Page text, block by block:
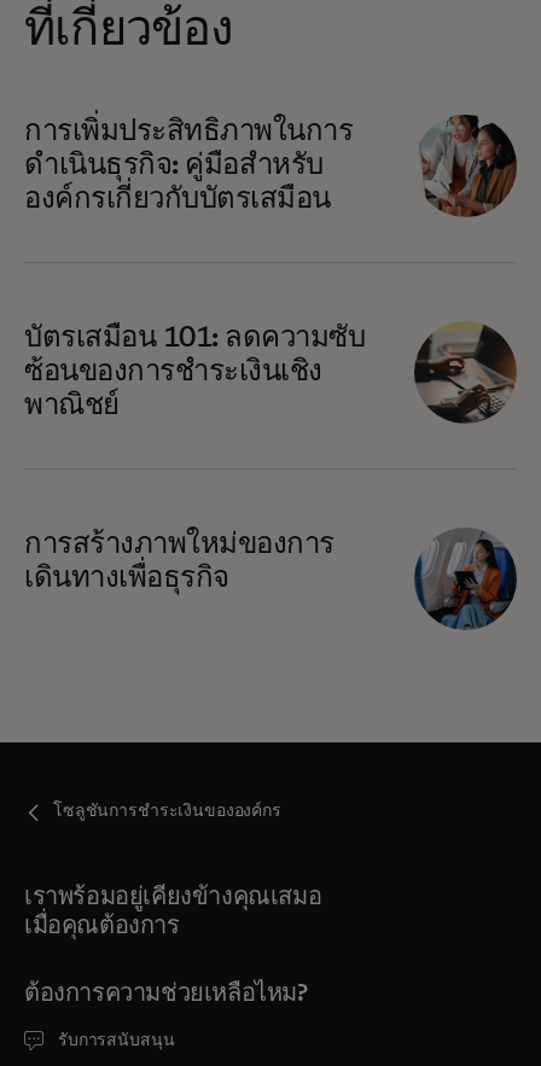
ที่เกี่ยวข้อง
การเพิ่มประสิทธิภาพในการ
ดำเนินธุรกิจ: คู่มือสำหรับ
องค์กรเกี่ยวกับบัตรเสมือน
บัตรเสมือน 101: ลดความซับ
ซ้อนของการชําระเงินเชิง
พาณิชย์
การสร้างภาพใหม่ของการ
เดินทางเพื่อธุรกิจ
โซลูชันการชำระเงินขององค์กร
เราพร้อมอยู่เคียงข้างคุณเสมอ
เมื่อคุณต้องการ
ต้องการความช่วยเหลือไหม?
รับการสนับสนุน